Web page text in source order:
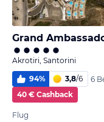
Grand
Akrotiri, Santorini
94% 3,8/6
6
40 € Cashback
Flug